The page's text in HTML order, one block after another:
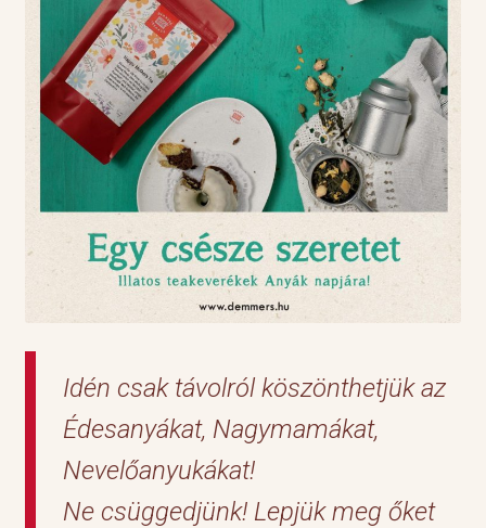
Idén csak távolról köszönthetjük az
Édesanyákat, Nagymamákat,
Nevelőanyukákat!
Ne csüggedjünk! Lepjük meg őket